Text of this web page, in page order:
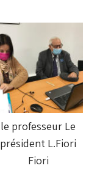
le professeur Le
président L.Fiori
Fiori